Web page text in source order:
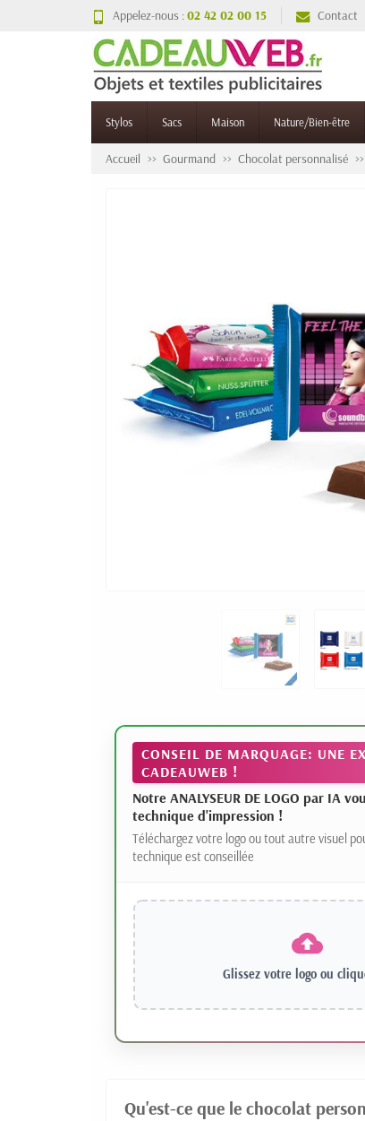
Appelez-nous :02 42 02 00 15 Contact
Stylos Sacs Maison Nature/Bien-être
Accueil Gourmand Chocolat personnalisé
CONSEIL DE MARQUAGE: UNE
CADEAUWEB !
Notre ANALYSEUR DE LOGO par IA
technique d'impression !
Téléchargez votre logo ou tout autre visuel
technique est conseillée
Glissez votre logo ou
Qu'est-ce que le chocolat